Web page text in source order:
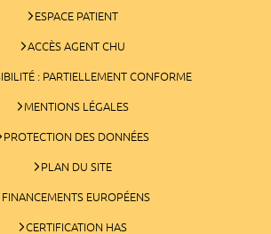
ESPACE PATIENT
ACCÈS AGENT CHU
: PARTIELLEMENT CONFORME
MENTIONS LÉGALES
PROTECTION DES DONNÉES
PLAN DU SITE
FINANCEMENTS EUROPÉENS
CERTIFICATION HAS